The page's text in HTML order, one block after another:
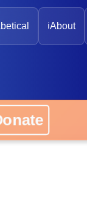
ℹ️About